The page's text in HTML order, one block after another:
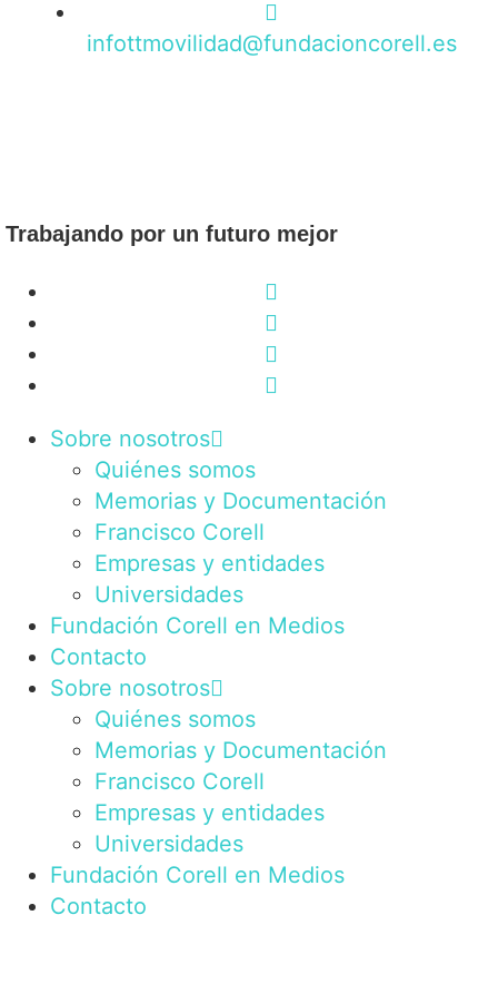
infottmovilidad@fundacioncorell.es
Trabajando por un futuro mejor
Sobre nosotros
Quiénes somos
Memorias y Documentación
Francisco Corell
Empresas y entidades
Universidades
Fundación Corell en Medios
Contacto
Sobre nosotros
Quiénes somos
Memorias y Documentación
Francisco Corell
Empresas y entidades
Universidades
Fundación Corell en Medios
Contacto